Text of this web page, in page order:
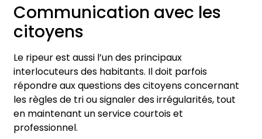
Communication avec les
citoyens
Le ripeur est aussi l’un des principaux
interlocuteurs des habitants. Il doit parfois
répondre aux questions des citoyens concernant
les règles de tri ou signaler des irrégularités, tout
en maintenant un service courtois et
professionnel.